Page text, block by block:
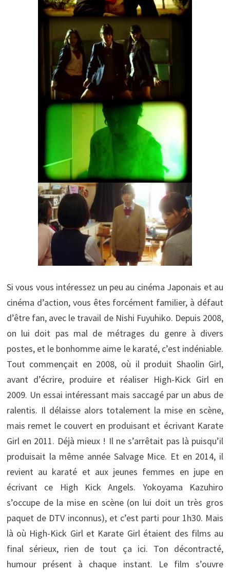
Si vous vous intéressez un peu au cinéma Japonais et au
cinéma d’action, vous êtes forcément familier, à défaut
d’être fan, avec le travail de Nishi Fuyuhiko. Depuis 2008,
on lui doit pas mal de métrages du genre à divers
postes, et le bonhomme aime le karaté, c’est indéniable.
Tout commençait en 2008, où il produit Shaolin Girl,
avant d’écrire, produire et réaliser High-Kick Girl en
2009. Un essai intéressant mais saccagé par un abus de
ralentis. Il délaisse alors totalement la mise en scène,
mais remet le couvert en produisant et écrivant Karate
Girl en 2011. Déjà mieux ! Il ne s’arrêtait pas là puisqu’il
produisait la même année Salvage Mice. Et en 2014, il
revient au karaté et aux jeunes femmes en jupe en
écrivant ce High Kick Angels. Yokoyama Kazuhiro
s’occupe de la mise en scène (on lui doit un très gros
paquet de DTV inconnus), et c’est parti pour 1h30. Mais
là où High-Kick Girl et Karate Girl étaient des films au
final sérieux, rien de tout ça ici. Ton décontracté,
humour présent à chaque instant. Le film s’ouvre